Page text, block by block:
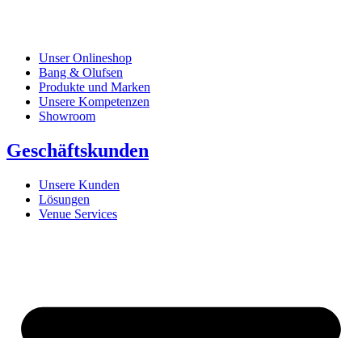
Unser Onlineshop
Bang & Olufsen
Produkte und Marken
Unsere Kompetenzen
Showroom
Geschäftskunden
Unsere Kunden
Lösungen
Venue Services